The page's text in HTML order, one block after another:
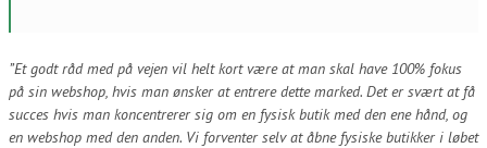
”Et godt råd med på vejen vil helt kort være at man skal have 100% fokus
på sin webshop, hvis man ønsker at entrere dette marked. Det er svært at få
succes hvis man koncentrerer sig om en fysisk butik med den ene hånd, og
en webshop med den anden. Vi forventer selv at åbne fysiske butikker i løbet